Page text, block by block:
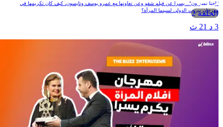
الحلقة 2
"إحنا نمبر ون".. يسرا عن فيلم شقو وعن تعاونها مع عمرو يوسف وتايسون، كيف كان تكريمها في
مهرجان بيروت الدولي لسينما المرأة؟